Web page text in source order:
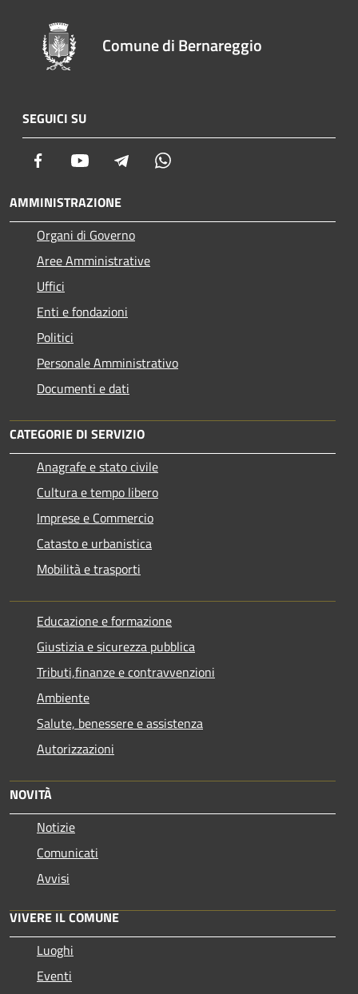
Comune di Bernareggio
SEGUICI SU
Facebook Youtube Telegram
AMMINISTRAZIONE
Organi di Governo
Aree Amministrative
Uffici
Enti e fondazioni
Politici
Personale Amministrativo
Documenti e dati
CATEGORIE DI SERVIZIO
Anagrafe e stato civile
Cultura e tempo libero
Imprese e Commercio
Catasto e urbanistica
Mobilità e trasporti
Educazione e formazione
Giustizia e sicurezza pubblica
Tributi,finanze e contravvenzioni
Ambiente
Salute, benessere e assistenza
Autorizzazioni
NOVITÀ
Notizie
Comunicati
Avvisi
VIVERE IL COMUNE
Luoghi
Eventi